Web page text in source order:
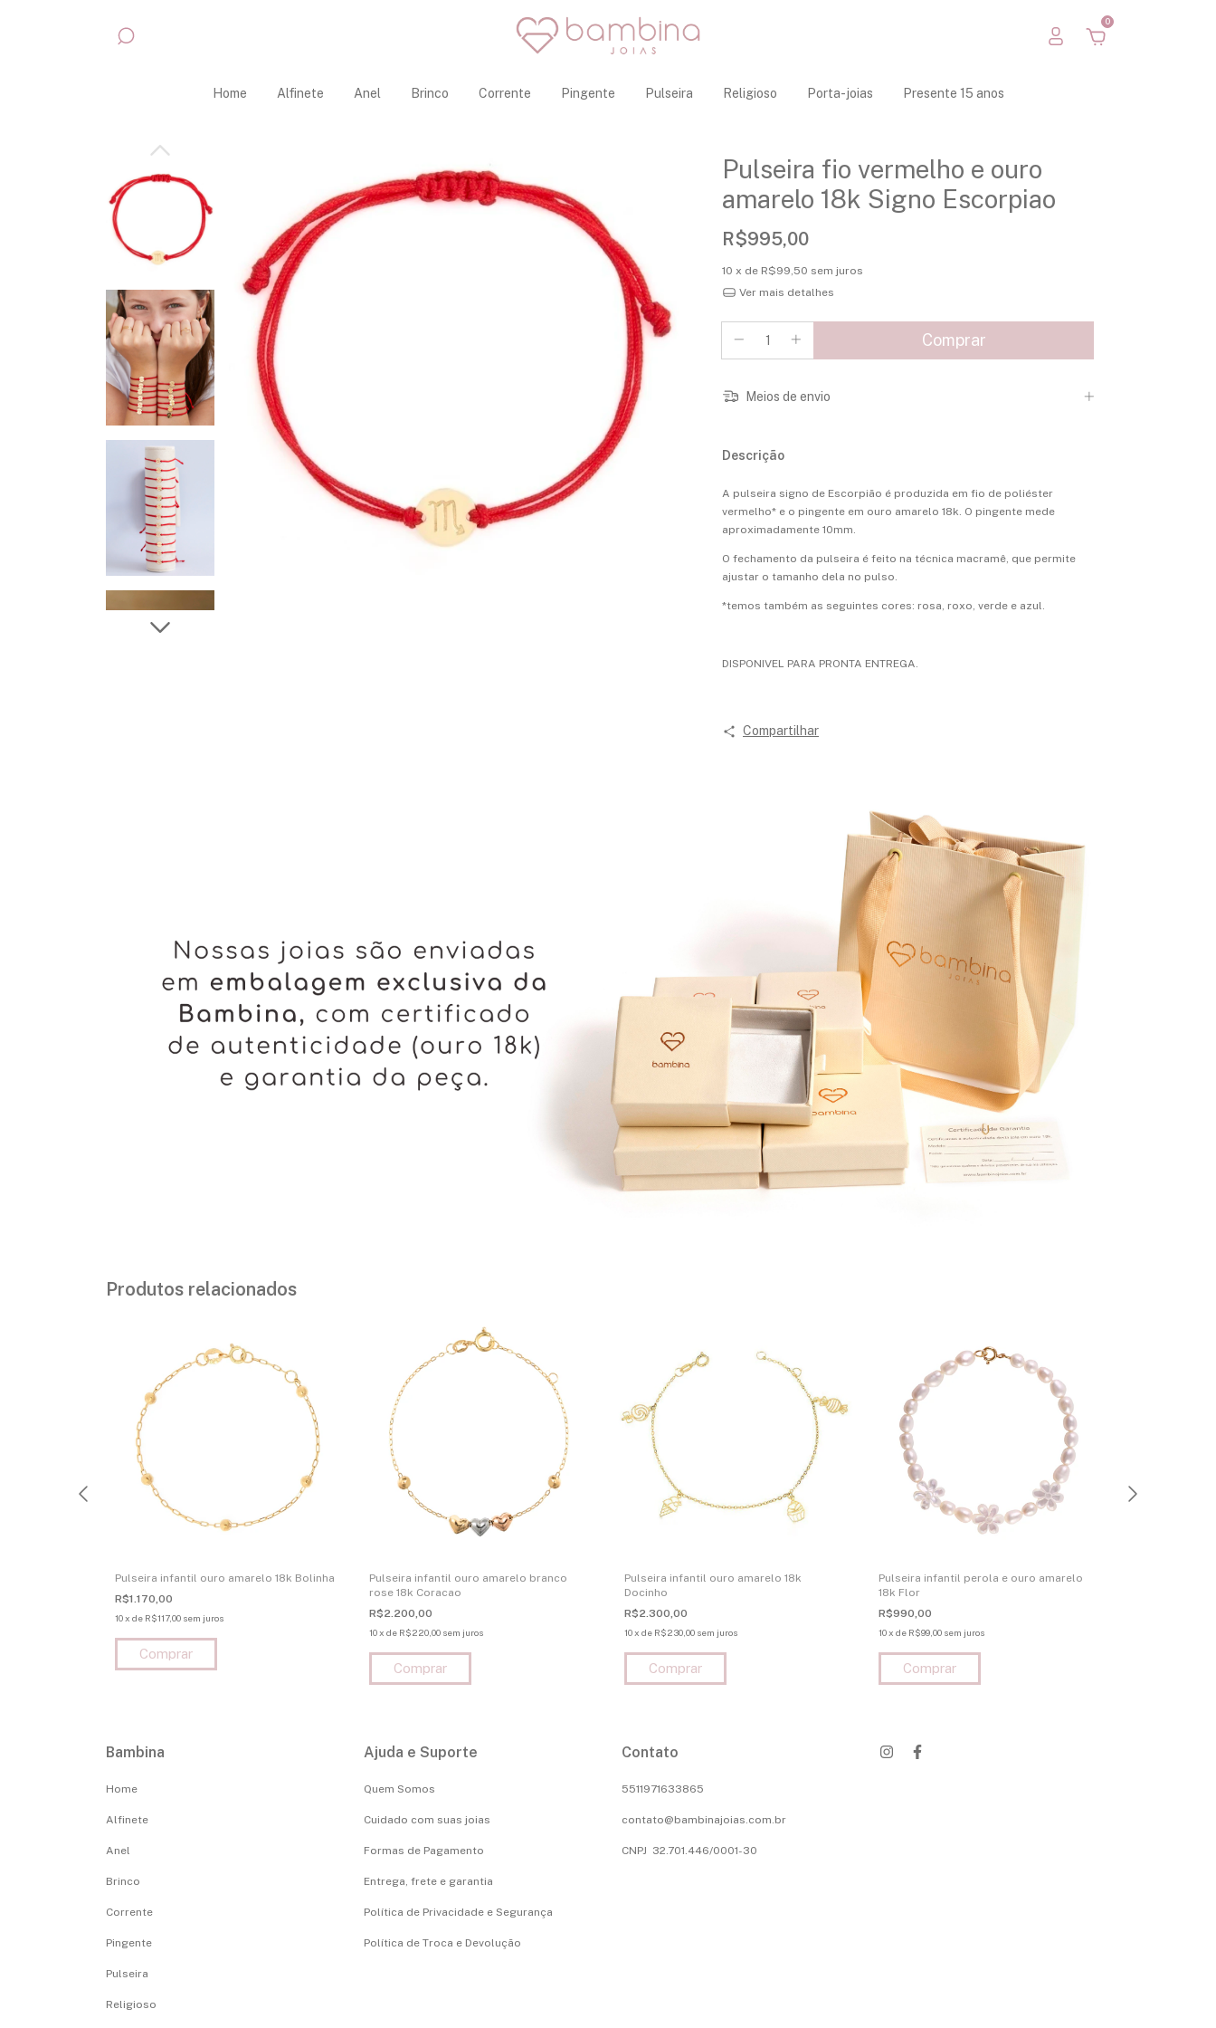
0
Home Alfinete Anel Brinco Corrente Pingente Pulseira Religioso Porta-joias Presente 15 anos
Pulseira fio vermelho e ouro
amarelo 18k Signo Escorpiao
R$995,00
10 x de R$99,50 sem juros
Ver mais detalhes
Meios de envio
Descrição
A pulseira signo de Escorpião é produzida em fio de poliéster
vermelho* e o pingente em ouro amarelo 18k. O pingente mede
aproximadamente 10mm.
O fechamento da pulseira é feito na técnica macramê, que permite
ajustar o tamanho dela no pulso.
*temos também as seguintes cores: rosa, roxo, verde e azul.
DISPONIVEL PARA PRONTA ENTREGA.
Compartilhar
Produtos relacionados
Pulseira infantil ouro amarelo 18k Bolinha
R$1.170,00
10x de R$117,00 sem juros
Pulseira infantil ouro amarelo branco
rose 18k Coracao
R$2.200,00
10xde R$220,00 sem juros
Pulseira infantil ouro amarelo 18k
Docinho
R$2.300,00
10 x de R$230,00 sem juros
Pulseira infantil perola e ouro amarelo
18k Flor
R$990,00
10x de R$99,00 sem juros
Bambina
Home
Alfinete
Anel
Brinco
Corrente
Pingente
Pulseira
Religioso
Ajuda e Suporte
Quem Somos
Cuidado com suas joias
Formas de Pagamento
Entrega, frete e garantia
Política de Privacidade e Segurança
Política de Troca e Devolução
Contato
5511971633865
contato@bambinajoias.com.br
CNPJ 32.701.446/0001-30